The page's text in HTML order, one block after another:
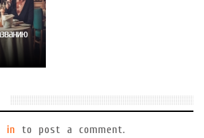
in to post a comment.